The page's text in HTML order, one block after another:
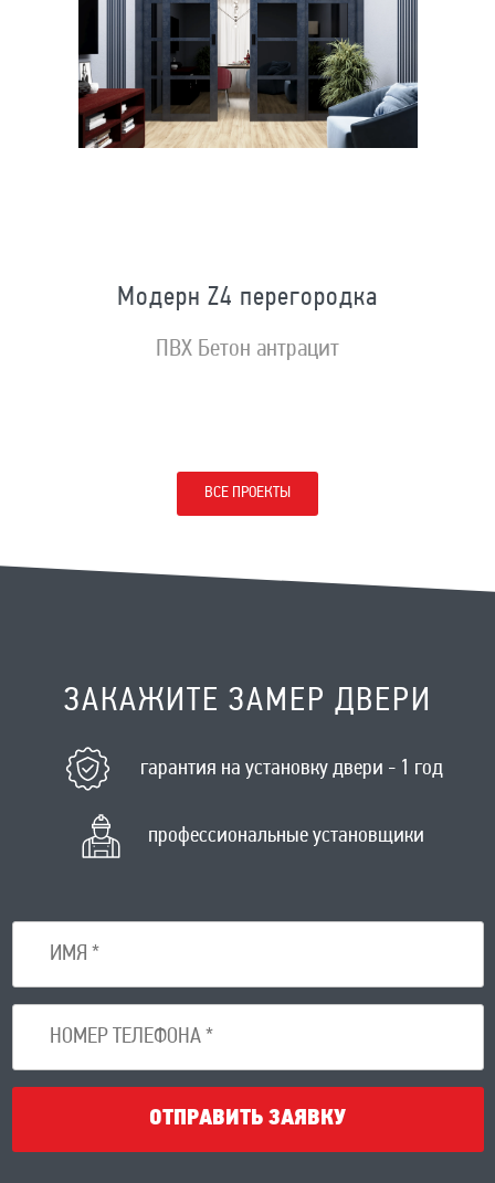
Модерн Z4 перегородка
ПВХ Бетон антрацит
ВСЕ ПРОЕКТЫ
ЗАКАЖИТЕ ЗАМЕР ДВЕРИ
гарантия на установку двери - 1 год
профессиональные установщики
ОТПРАВИТЬ ЗАЯВКУ